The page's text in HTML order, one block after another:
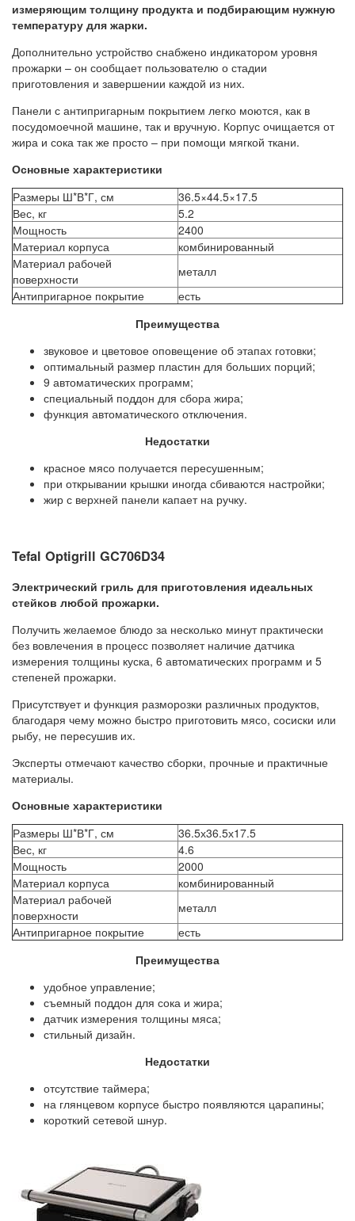
измеряющим толщину продукта и подбирающим нужную
температуру для жарки.
Дополнительно устройство снабжено индикатором уровня
прожарки – он сообщает пользователю о стадии
приготовления и завершении каждой из них.
Панели с антипригарным покрытием легко моются, как в
посудомоечной машине, так и вручную. Корпус очищается от
жира и сока так же просто – при помощи мягкой ткани.
Основные характеристики
Размеры Ш*В*Г, см
36.5×44.5×17.5
Вес, кг
5.2
Мощность
2400
Материал корпуса
комбинированный
Материал рабочей
поверхности
металл
Антипригарное покрытие
есть
Преимущества
звуковое и цветовое оповещение об этапах готовки;
оптимальный размер пластин для больших порций;
9 автоматических программ;
специальный поддон для сбора жира;
функция автоматического отключения.
Недостатки
красное мясо получается пересушенным;
при открывании крышки иногда сбиваются настройки;
жир с верхней панели капает на ручку.
Tefal Optigrill GC706D34
Электрический гриль для приготовления идеальных
стейков любой прожарки.
Получить желаемое блюдо за несколько минут практически
без вовлечения в процесс позволяет наличие датчика
измерения толщины куска, 6 автоматических программ и 5
степеней прожарки.
Присутствует и функция разморозки различных продуктов,
благодаря чему можно быстро приготовить мясо, сосиски или
рыбу, не пересушив их.
Эксперты отмечают качество сборки, прочные и практичные
материалы.
Основные характеристики
Размеры Ш*В*Г, см
36.5х36.5х17.5
Вес, кг
4.6
Мощность
2000
Материал корпуса
комбинированный
Материал рабочей
поверхности
металл
Антипригарное покрытие
есть
Преимущества
удобное управление;
съемный поддон для сока и жира;
датчик измерения толщины мяса;
стильный дизайн.
Недостатки
отсутствие таймера;
на глянцевом корпусе быстро появляются царапины;
короткий сетевой шнур.